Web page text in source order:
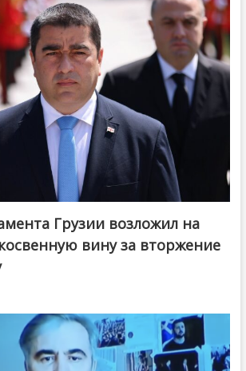
Грузии возложил на
вину за вторжение